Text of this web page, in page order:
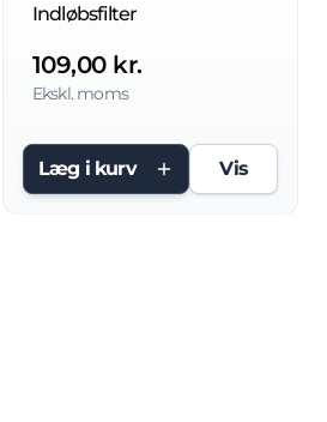
Indløbsfilter
109,00 kr.
Ekskl. moms
Læg i kurv Vis